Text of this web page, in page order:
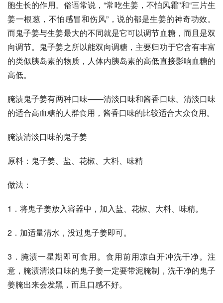
胞生长的作用。俗语常说，“常吃生姜，不怕风霜”和“三片生
姜一根葱，不怕感冒和伤风”，说的都是生姜的神奇功效。
而鬼子姜与生姜最大的不同就是它可以调节血糖，而且是双
向调节。鬼子姜之所以能双向调糖，主要归功于它含有丰富
的类似胰岛素的物质，人体内胰岛素的高低直接影响血糖的
高低。
腌渍鬼子姜有两种口味——清淡口味和酱香口味。清淡口味
的适合高血糖的人群食用，酱香口味的比较适合大众食用。
腌渍清淡口味的鬼子姜
原料：鬼子姜、盐、花椒、大料、味精
做法：
1．将鬼子姜放入容器中，加入盐、花椒、大料、味精。
2．加适量清水，没过鬼子姜即可。
3．腌渍一星期即可食用。食用前用凉白开冲洗干净。注
意，腌渍清淡口味的鬼子姜一定要带泥腌制，洗干净的鬼子
姜腌出来会发黑，而且口感不好。